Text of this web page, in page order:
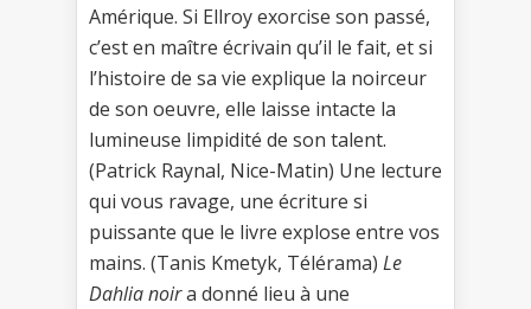
Amérique. Si Ellroy exorcise son passé,
c’est en maître écrivain qu’il le fait, et si
l’histoire de sa vie explique la noirceur
de son oeuvre, elle laisse intacte la
lumineuse limpidité de son talent.
(Patrick Raynal, Nice-Matin) Une lecture
qui vous ravage, une écriture si
puissante que le livre explose entre vos
mains. (Tanis Kmetyk, Télérama) Le
Dahlia noira donné lieu à une